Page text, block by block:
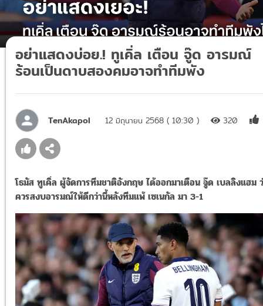
อย่าแสดงบ่อย.! ทูเคิ่ล เตือน จู๊ด อารมณ์
ร้อนเป็นดาบสองคมอาจทำทีมพัง
TenAkapol 12 มิถุนายน 2568 ( 10:30 ) 320
โธมัส ทูเคิ่ล ผู้จัดการทีมชาติอังกฤษ ได้ออกมาเตือน จู๊ด เบลลิงแฮม
ควรสงบอารมณ์ให้ดีกว่านี้หลังทีมแพ้ เซเนกัล มา 3-1